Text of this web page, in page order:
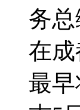
务
在
最